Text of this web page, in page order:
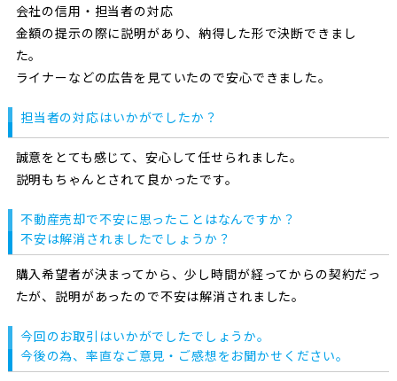
会社の信用・担当者の対応
金額の提示の際に説明があり、納得した形で決断できまし
た。
ライナーなどの広告を見ていたので安心できました。
担当者の対応はいかがでしたか？
誠意をとても感じて、安心して任せられました。
説明もちゃんとされて良かったです。
不動産売却で不安に思ったことはなんですか？
不安は解消されましたでしょうか？
購入希望者が決まってから、少し時間が経ってからの契約だっ
たが、説明があったので不安は解消されました。
今回のお取引はいかがでしたでしょうか。
今後の為、率直なご意見・ご感想をお聞かせください。